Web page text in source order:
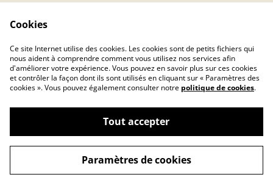
Politique de
confidentialité
Politique de cookies
©2026Les Amandes De Pithiviers
powered by
Cookies
Ce site Internet utilise des cookies. Les cookies sont de petits fichiers qui
nous aident à comprendre comment vous utilisez nos services afin
d'améliorer votre expérience. Vous pouvez en savoir plus sur ces cookies
et contrôler la façon dont ils sont utilisés en cliquant sur « Paramètres des
cookies ». Vous pouvez également consulter notre politique de cookies.
Tout accepter
Paramètres de cookies